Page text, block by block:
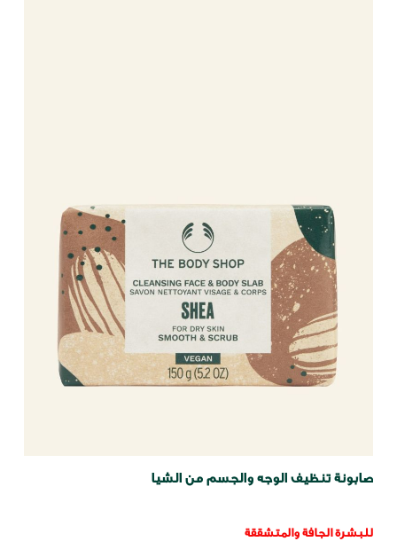
صابونة تنظيف الوجه والجسم من الشيا
للبشرة الجافة والمتشققة